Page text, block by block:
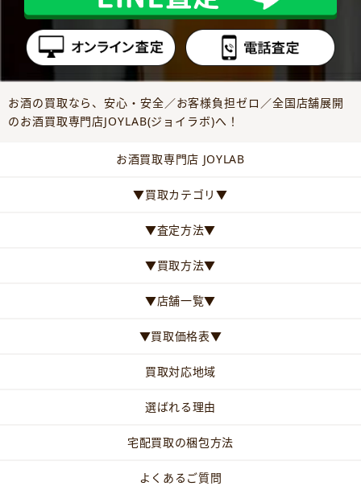
お酒の買取なら、安心・安全／お客様負担ゼロ／全国店舗展開
のお酒買取専門店JOYLAB(ジョイラボ)へ！
お酒買取専門店 JOYLAB
▼買取カテゴリ▼
▼査定方法▼
▼買取方法▼
▼店舗一覧▼
▼買取価格表▼
買取対応地域
選ばれる理由
宅配買取の梱包方法
よくあるご質問